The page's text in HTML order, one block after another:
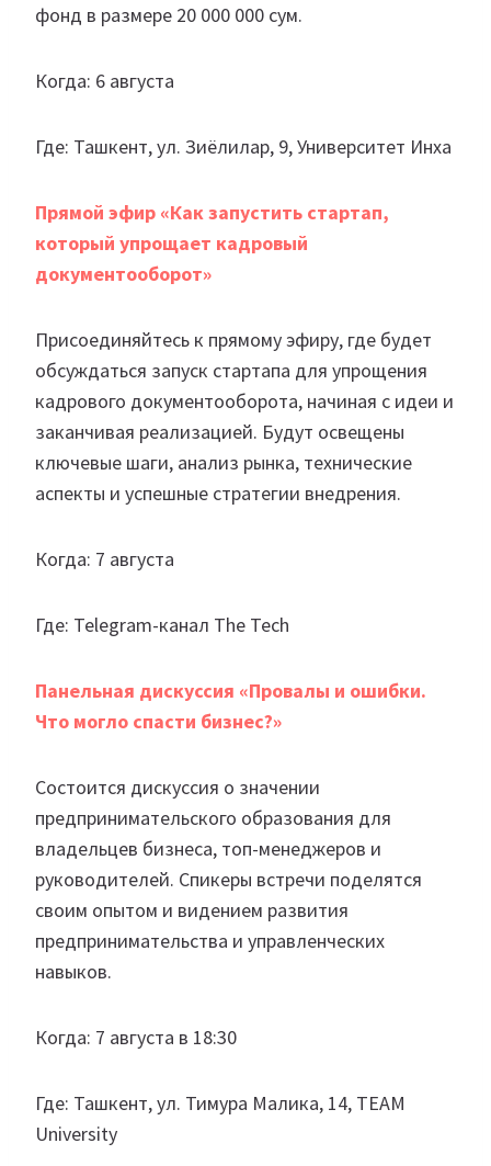
фонд в размере 20 000 000 сум.
Когда: 6 августа
Где: Ташкент, ул. Зиёлилар, 9, Университет Инха
Прямой эфир «Как запустить стартап,
который упрощает кадровый
документооборот»
Присоединяйтесь к прямому эфиру, где будет
обсуждаться запуск стартапа для упрощения
кадрового документооборота, начиная с идеи и
заканчивая реализацией. Будут освещены
ключевые шаги, анализ рынка, технические
аспекты и успешные стратегии внедрения.
Когда: 7 августа
Где: Telegram-канал The Tech
Панельная дискуссия «Провалы и ошибки.
Что могло спасти бизнес?»
Cостоится дискуссия о значении
предпринимательского образования для
владельцев бизнеса, топ-менеджеров и
руководителей. Спикеры встречи поделятся
своим опытом и видением развития
предпринимательства и управленческих
навыков.
Когда: 7 августа в 18:30
Где: Ташкент, ул. Тимура Малика, 14, TEAM
University